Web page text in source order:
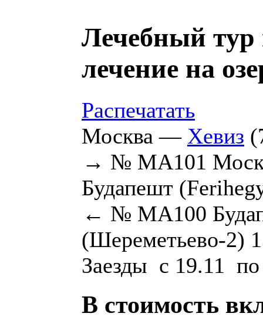
Лечебный
лечение на
Распечатать
Москва — Хевиз
→ № MA101
Будапешт
← № MA100
(Шереметьево-2)
Заезды с 19.11
В стоимость